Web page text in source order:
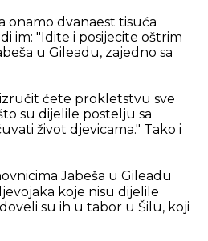
onamo dvanaest tisuća
im: "Idite i posijecite oštrim
u Gileadu, zajedno sa
ćete prokletstvu sve
su dijelile postelju sa
život djevicama." Tako i
Jabeša u Gileadu
koje nisu dijelile
su ih u tabor u Šilu, koji